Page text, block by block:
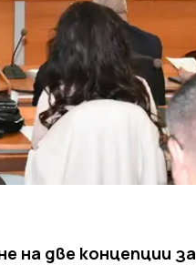
на две концепции